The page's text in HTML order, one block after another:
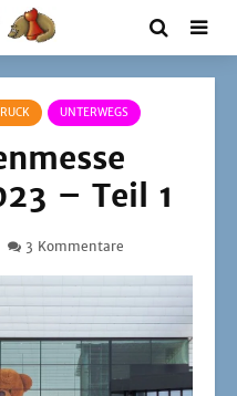
UNTERWEGS
– Teil 1
3 Kommentare